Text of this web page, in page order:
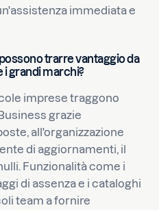
immediata e
trarre vantaggio da
grandi marchi?
imprese traggono
grazie
all'organizzazione
di aggiornamenti, il
Funzionalità come i
di assenza e i cataloghi
team a fornire